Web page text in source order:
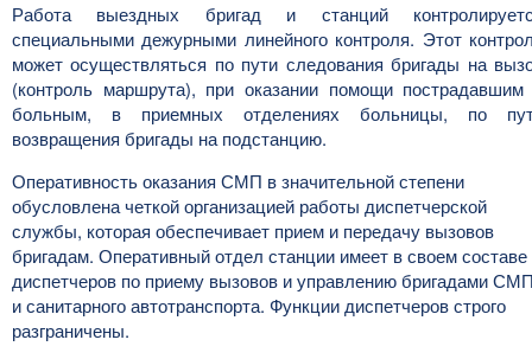
Работа выездных бригад и станций
специальными дежурными линейного контроля. Этот
может осуществляться по пути следования бригады на
(контроль маршрута), при оказании помощи
больным, в приемных отделениях больницы, по
возвращения бригады на подстанцию.
Оперативность оказания СМП в значительной степени
обусловлена четкой организацией работы диспетчерской
службы, которая обеспечивает прием и передачу вызовов
бригадам. Оперативный отдел станции имеет в своем составе
диспетчеров по приему вызовов и управлению бригадами
и санитарного автотранспорта. Функции диспетчеров строго
разграничены.